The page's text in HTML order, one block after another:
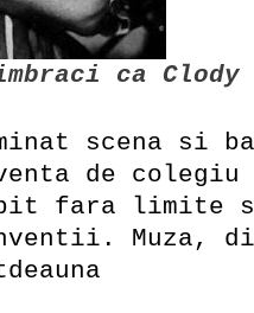
ca
scena
de
fara limite
Muza,